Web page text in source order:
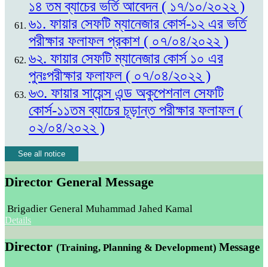
১৪ তম ব্যাচের ভর্তি আবেদন ( ১৭/১০/২০২২ )
৬১. ফায়ার সেফটি ম্যানেজার কোর্স-১২ এর ভর্তি
পরীক্ষার ফলাফল প্রকাশ ( ০৭/০৪/২০২২ )
৬২. ফায়ার সেফটি ম্যানেজার কোর্স ১০ এর
পুনঃপরীক্ষার ফলাফল ( ০৭/০৪/২০২২ )
৬৩. ফায়ার সায়েন্স এন্ড অকুপেশনাল সেফটি
কোর্স-১১তম ব্যাচের চূড়ান্ত পরীক্ষার ফলাফল (
০২/০৪/২০২২ )
See all notice
Director General Message
Brigadier General Muhammad Jahed Kamal
Details
Director (Training, Planning & Development) Message